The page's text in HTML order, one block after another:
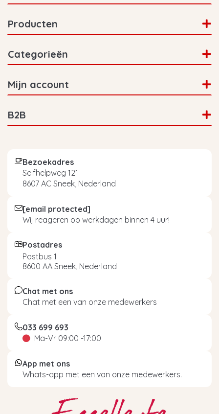
Producten
Categorieën
Mijn account
B2B
Bezoekadres
Selfhelpweg 121
8607 AC Sneek, Nederland
[email protected]
Wij reageren op werkdagen binnen 4 uur!
Postadres
Postbus 1
8600 AA Sneek, Nederland
Chat met ons
Chat met een van onze medewerkers
033 699 693
Ma-Vr 09:00 -17:00
App met ons
Whats-app met een van onze medewerkers.